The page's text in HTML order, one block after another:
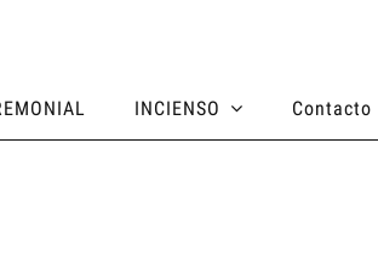
INCIENSO Contacto